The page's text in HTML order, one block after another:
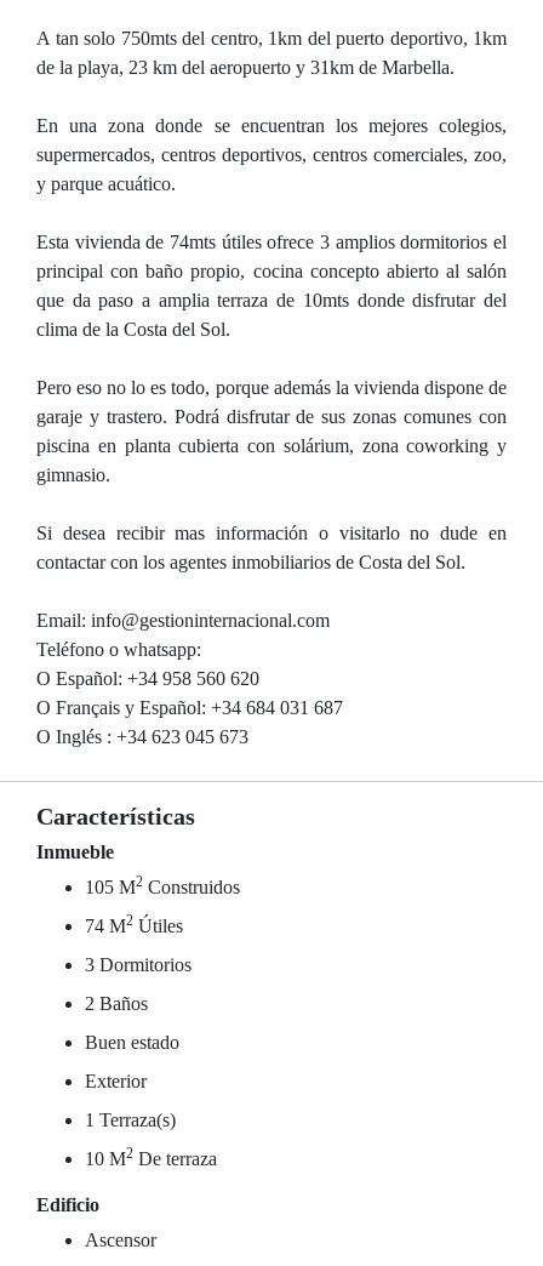
A tan solo 750mts del centro, 1km del puerto deportivo, 1km
de la playa, 23 km del aeropuerto y 31km de Marbella.
En una zona donde se encuentran los mejores colegios,
supermercados, centros deportivos, centros comerciales, zoo,
y parque acuático.
Esta vivienda de 74mts útiles ofrece 3 amplios dormitorios el
principal con baño propio, cocina concepto abierto al salón
que da paso a amplia terraza de 10mts donde disfrutar del
clima de la Costa del Sol.
Pero eso no lo es todo, porque además la vivienda dispone de
garaje y trastero. Podrá disfrutar de sus zonas comunes con
piscina en planta cubierta con solárium, zona coworking y
gimnasio.
Si desea recibir mas información o visitarlo no dude en
contactar con los agentes inmobiliarios de Costa del Sol.
Email: info@gestioninternacional.com
Teléfono o whatsapp:
O Español: +34 958 560 620
O Français y Español: +34 684 031 687
O Inglés : +34 623 045 673
Características
Inmueble
105 M2 Construidos
74 M2 Útiles
3 Dormitorios
2 Baños
Buen estado
Exterior
1 Terraza(s)
10 M2 De terraza
Edificio
Ascensor